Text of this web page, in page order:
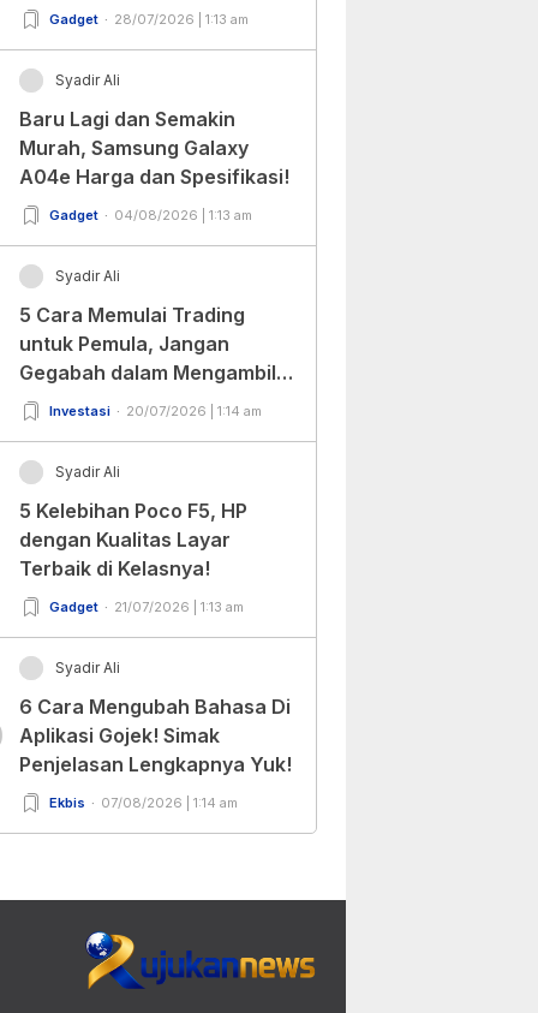
Gadget 28/07/2026 | 1:13 am
Syadir Ali
Baru Lagi dan Semakin
Murah, Samsung Galaxy
A04e Harga dan Spesifikasi!
Gadget 04/08/2026 | 1:13 am
Syadir Ali
5 Cara Memulai Trading
untuk Pemula, Jangan
Gegabah dalam Mengambil
Keputusan!
Investasi 20/07/2026 | 1:14 am
Syadir Ali
5 Kelebihan Poco F5, HP
dengan Kualitas Layar
Terbaik di Kelasnya!
Gadget 21/07/2026 | 1:13 am
Syadir Ali
6 Cara Mengubah Bahasa Di
Aplikasi Gojek! Simak
Penjelasan Lengkapnya Yuk!
Ekbis 07/08/2026 | 1:14 am